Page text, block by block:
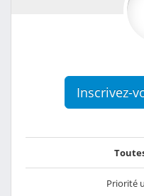
Inscrivez-
Priorité